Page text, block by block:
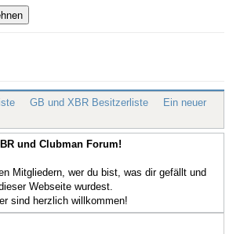
GB und XBR Besitzerliste
Ein neuer
und Clubman Forum!
Mitgliedern, wer du bist, was dir gefällt und
Webseite wurdest.
sind herzlich willkommen!